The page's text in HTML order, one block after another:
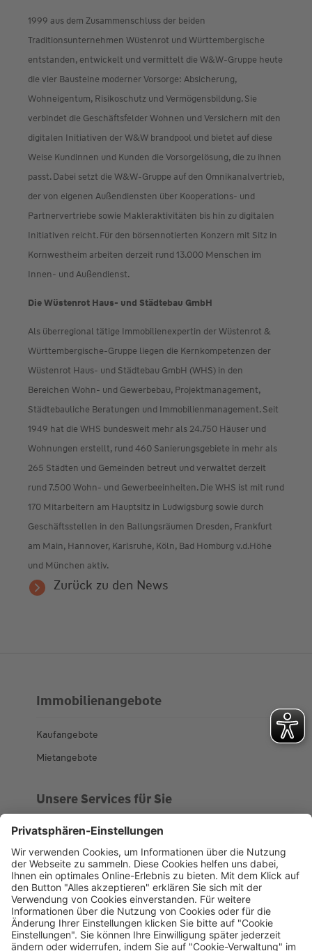
1999 aus dem Zusammenschluss der beiden
Traditionsunternehmen Wüstenrot und Württembergische
entstanden, entwickelt und vermittelt die W&W-Gruppe heute
die vier Bausteine moderner Vorsorge: Absicherung,
Wohneigentum, Risikoschutz und Vermögensbildung. Sie
verbindet die Geschäftsfelder Wohnen und Versichern mit den
digitalen Initiativen der W&W brandpool und bietet auf diese
Weise Kundinnen und Kunden die Vorsorgelösung, die zu ihnen
passt. Dabei setzt die W&W-Gruppe auf den Omnikanalvertrieb,
der von eigenen Außendiensten über Kooperations- und
Partnervertriebe sowie Makleraktivitäten bis hin zu digitalen
Initiativen reicht. Für den börsennotierten Konzern mit Sitz in
Kornwestheim arbeiten derzeit rund 13.000 Menschen im
Innen- und Außendienst.
Die Wüstenrot Haus- und Städtebau GmbH
Als überregional tätige Immobilienexpertin der Wüstenrot &
Württembergische-Gruppe liegen die Kernkompetenzen der
Wüstenrot Haus- und Städtebau GmbH (WHS) in den
Bereichen Wohn- und Gewerbebau, Projektmanagement,
Städtebauliche Beratungen und Immobilienmanagement. Seit
1949 hat die WHS bundesweit mehr als 24.750 Häuser und
Wohnungen erstellt, rund 460 Sanierungsgebiete in mehr als
265 Städten und Gemeinden betreut und verwaltet derzeit
rund 7.500 Wohn- und Gewerbeeinheiten. Die WHS ist mit rund
170 Mitarbeitern am Hauptsitz in Ludwigsburg sowie durch
Geschäftsstellen in den Ballungsräumen Dresden, Frankfurt
am Main, Hannover, Karlsruhe, Köln, Bad Homburg v.d.Höhe
und München aktiv.
Zurück zu den News
Immobilienangebote
Kaufangebote
Mietangebote
Unsere Services für Sie
Kundenportal
Ankaufsprofil
Über WHS
Unsere Geschichte